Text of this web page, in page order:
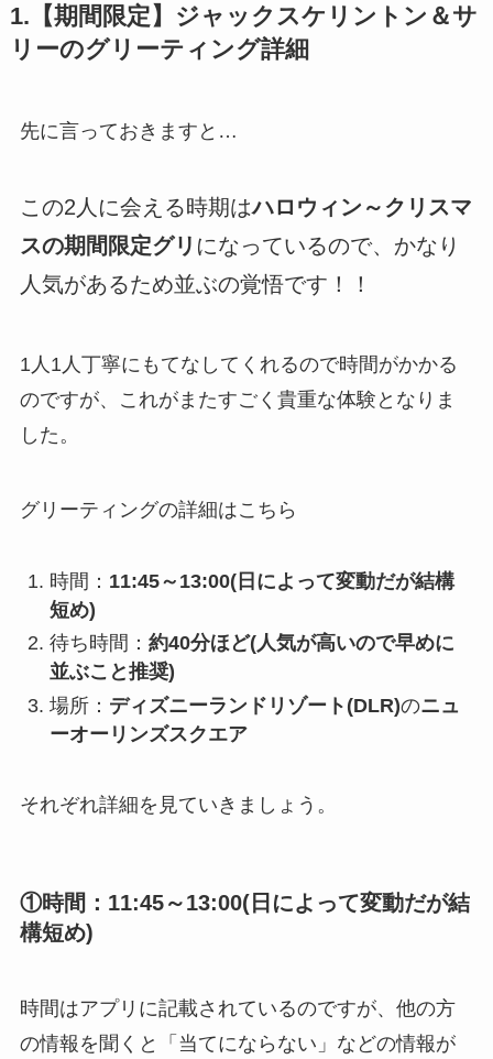
1.【期間限定】ジャックスケリントン＆サ
リーのグリーティング詳細
先に言っておきますと…
この2人に会える時期はハロウィン～クリスマ
スの期間限定グリ になっているので、かなり
人気があるため並ぶの覚悟です！！
1人1人丁寧にもてなしてくれるので時間がかかる
のですが、これがまたすごく貴重な体験となりま
した。
グリーティングの詳細はこちら
時間： 11:45～13:00(日によって変動だが結構
短め)
待ち時間： 約40分ほど(人気が高いので早めに
並ぶこと推奨)
場所： ディズニーランドリゾート(DLR)のニュ
ーオーリンズスクエア
それぞれ詳細を見ていきましょう。
①時間： 11:45～13:00(日によって変動だが結
構短め)
時間はアプリに記載されているのですが、他の方
の情報を聞くと「当てにならない」などの情報が